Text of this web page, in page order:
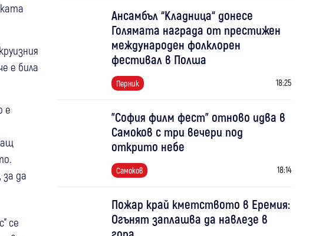
е била
е
да
се
Ансамбъл “Кладница“ донесе
Голямата награда от престижен
международен фолклорен
фестивал в Полша
Перник 18:25
"София филм фест" отново идва в
Самоков с три вечери под
открито небе
Самоков 18:14
Пожар край кметството в Еремия:
Огънят заплашва да навлезе в